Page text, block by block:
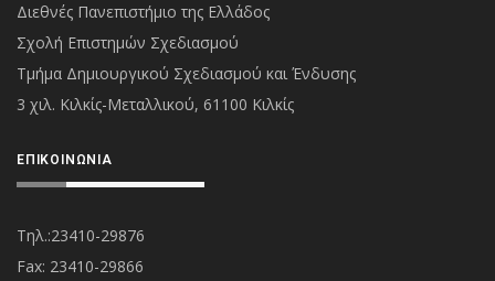
Διεθνές Πανεπιστήμιο της Ελλάδος
Σχολή Επιστημών Σχεδιασμού
Τμήμα Δημιουργικού Σχεδιασμού και Ένδυσης
3 χιλ. Κιλκίς-Μεταλλικού, 61100 Κιλκίς
ΕΠΙΚΟΙΝΩΝΊΑ
Τηλ.:23410-29876
Fax: 23410-29866